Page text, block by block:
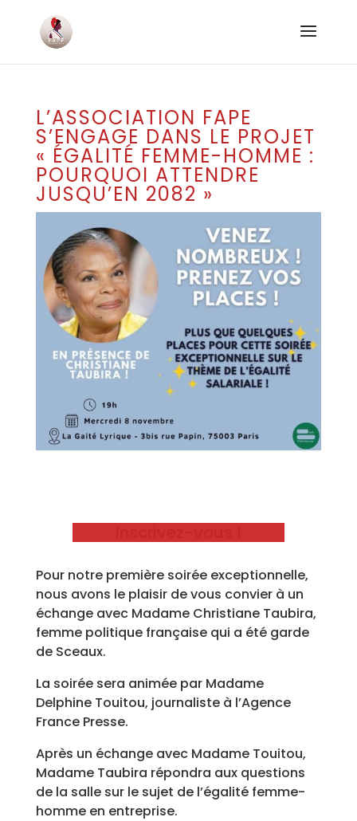
L’ASSOCIATION FAPE
S’ENGAGE DANS LE PROJET
« ÉGALITÉ FEMME-HOMME :
POURQUOI ATTENDRE
JUSQU’EN 2082 »
Pour notre première soirée exceptionnelle,
nous avons le plaisir de vous convier à un
échange avec Madame Christiane Taubira,
femme politique française qui a été garde
de Sceaux.
La soirée sera animée par Madame
Delphine Touitou, journaliste à l’Agence
France Presse.
Après un échange avec Madame Touitou,
Madame Taubira répondra aux questions
de la salle sur le sujet de l’égalité femme-
homme en entreprise.